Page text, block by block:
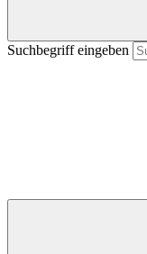
Suchbegriff eingeben